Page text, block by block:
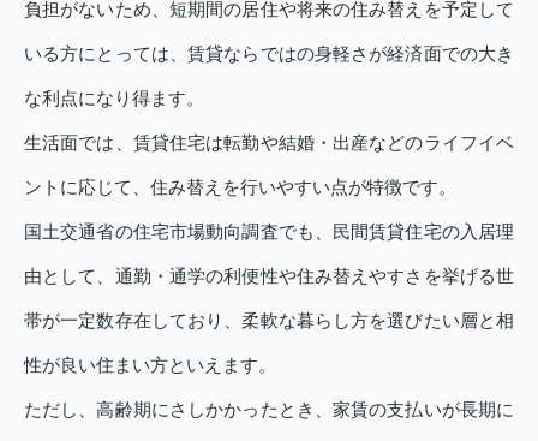
負担がないため、短期間の居住や将来の住み替えを予定して
いる方にとっては、賃貸ならではの身軽さが経済面での大き
な利点になり得ます。
生活面では、賃貸住宅は転勤や結婚・出産などのライフイベ
ントに応じて、住み替えを行いやすい点が特徴です。
国土交通省の住宅市場動向調査でも、民間賃貸住宅の入居理
由として、通勤・通学の利便性や住み替えやすさを挙げる世
帯が一定数存在しており、柔軟な暮らし方を選びたい層と相
性が良い住まい方といえます。
ただし、高齢期にさしかかったとき、家賃の支払いが長期に